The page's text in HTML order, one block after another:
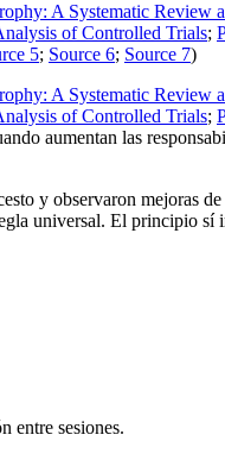
A Systematic Review
of Controlled Trials;
5; Source 6; Source 7)
A Systematic Review
of Controlled Trials;
aumentan las
y observaron mejoras
universal. El principio
entre sesiones.